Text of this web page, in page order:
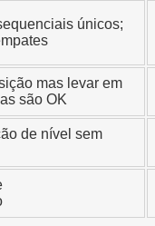
únicos;
mas levar em
são OK
de nível sem